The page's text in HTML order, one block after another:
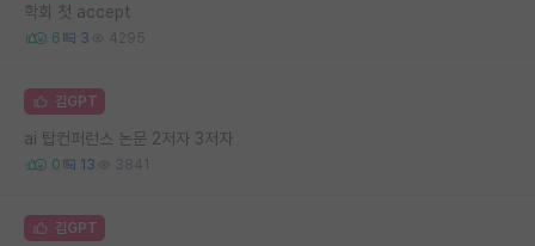
학회 첫 accept
6 3 4295
김GPT
ai 탑컨퍼런스 논문 2저자 3저자
0 13 3841
김GPT